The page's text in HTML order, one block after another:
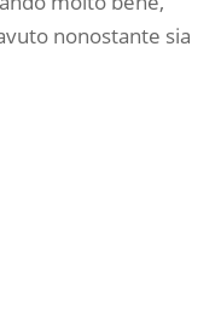
nonostante sia